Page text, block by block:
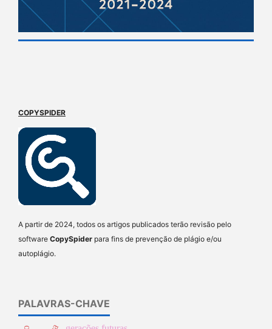
COPYSPIDER
A partir de 2024, todos os artigos publicados terão revisão pelo
software CopySpider para fins de prevenção de plágio e/ou
autoplágio.
PALAVRAS-CHAVE